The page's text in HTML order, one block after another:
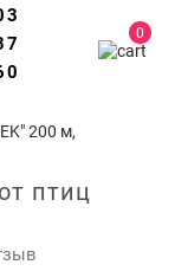
0
200 м,
птиц